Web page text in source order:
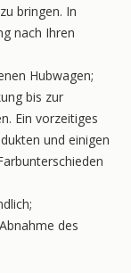
bringen. In
nach Ihren
Hubwagen;
bis zur
Ein vorzeitiges
und einigen
des